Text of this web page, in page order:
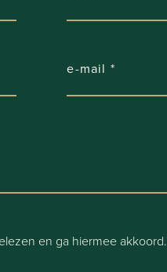
en ga hiermee akkoord.